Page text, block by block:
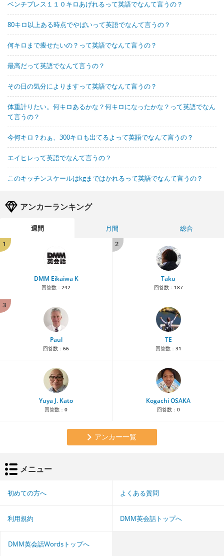
ベンチプレス１１０キロあげれるって英語でなんて言うの？
80キロ以上ある時点でやばいって英語でなんて言うの？
何キロまで痩せたいの？って英語でなんて言うの？
最高だって英語でなんて言うの？
その日の気分によりますって英語でなんて言うの？
体重計りたい。何キロあるかな？何キロになったかな？って英語でなん
て言うの？
今何キロ？わぁ、300キロも出てるよって英語でなんて言うの？
エイヒレって英語でなんて言うの？
このキッチンスケールはkgまではかれるって英語でなんて言うの？
アンカーランキング
週間 月間
総合
1
DMM Eikaiwa K
回答数： 242
2
Taku
回答数： 187
3
Paul
回答数： 66
TE
回答数： 31
Yuya J. Kato
回答数： 0
Kogachi OSAKA
回答数： 0
アンカー一覧
メニュー
初めての方へ よくある質問
利用規約 DMM英会話トップへ
DMM英会話Wordsトップへ